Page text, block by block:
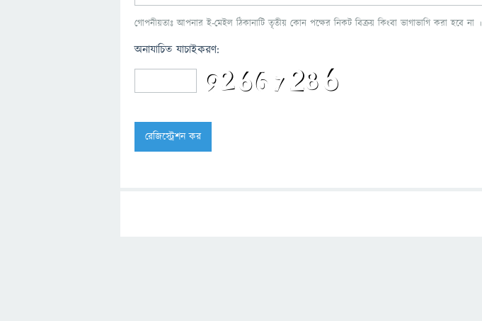
গোপনীয়তাঃ আপনার ই-মেইল ঠিকানাটি তৃতীয় কোন পক্ষের নিকট বিক্রয় কিংবা ভাগাভাগি করা হবে না ।
অনাযাচিত যাচাইকরণ: